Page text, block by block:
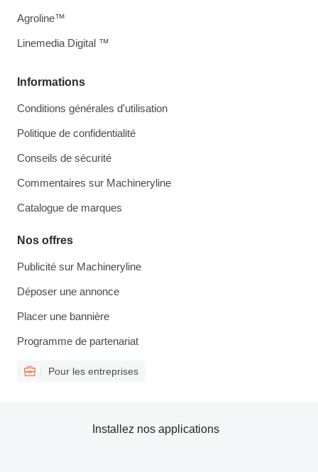
Informations
Conditions générales d'utilisation
Politique de confidentialité
Conseils de sécurité
Commentaires sur Machineryline
Catalogue de marques
Nos offres
Publicité sur Machineryline
Déposer une annonce
Placer une bannière
Programme de partenariat
Pour les entreprises
Agroline™
Linemedia Digital ™
Installez nos applications